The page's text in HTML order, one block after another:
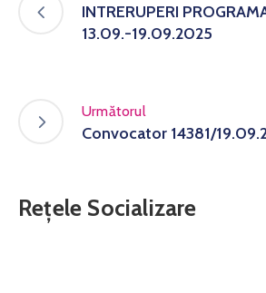
INTRERUPERI
13.09.-19.09.2025
Următorul
Convocator 14381/
Rețele Socializare